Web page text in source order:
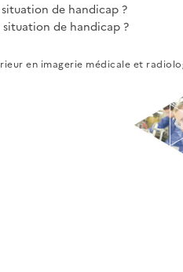
de handicap ?
de handicap ?
en imagerie médicale et